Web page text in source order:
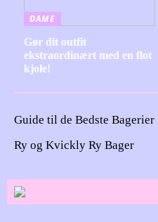
DAME
Gør dit outfit
ekstraordinært med en flot
kjole!
Guide til de Bedste
Ry og Kvickly Ry Bager